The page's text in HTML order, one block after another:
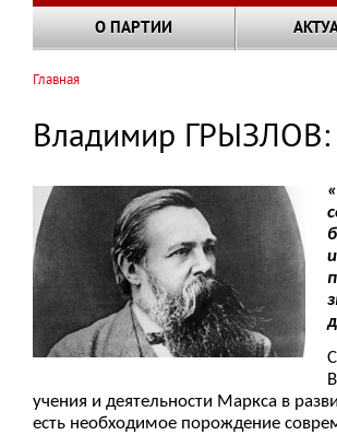
О ПАРТИИ
навигации
Главная
Владимир ГРЫЗЛОВ:
учения и деятельности Маркса в
есть необходимое порождение